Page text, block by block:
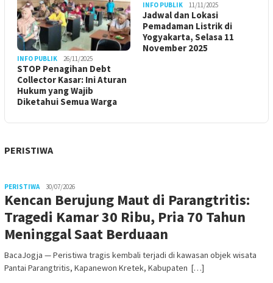
INFO PUBLIK 26/11/2025
STOP Penagihan Debt
Collector Kasar: Ini Aturan
Hukum yang Wajib
Diketahui Semua Warga
INFO PUBLIK 11/11/2025
Jadwal dan Lokasi
Pemadaman Listrik di
Yogyakarta, Selasa 11
November 2025
PERISTIWA
PERISTIWA 30/07/2026
Kencan Berujung Maut di Parangtritis:
Tragedi Kamar 30 Ribu, Pria 70 Tahun
Meninggal Saat Berduaan
BacaJogja — Peristiwa tragis kembali terjadi di kawasan objek wisata
Pantai Parangtritis, Kapanewon Kretek, Kabupaten […]